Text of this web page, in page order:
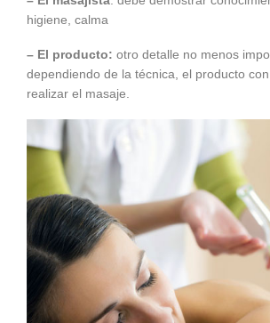
higiene, calma
– El producto: otro detalle no menos
dependiendo de la técnica, el producto
realizar el masaje.